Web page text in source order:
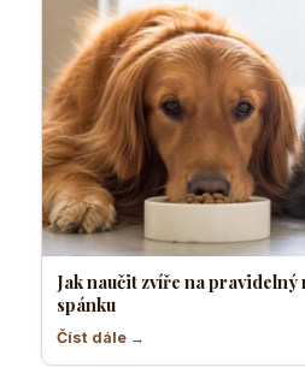
Jak naučit zvíře na pravidelný
spánku
Číst dále →